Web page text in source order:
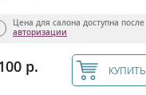
Цена для салона доступна после
авторизации
р. КУПИТЬ